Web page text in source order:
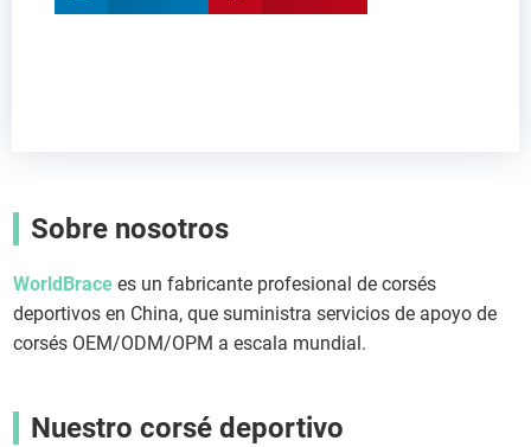
Sobre nosotros
WorldBrace es un fabricante profesional de corsés
deportivos en China, que suministra servicios de apoyo de
corsés OEM/ODM/OPM a escala mundial.
Nuestro corsé deportivo